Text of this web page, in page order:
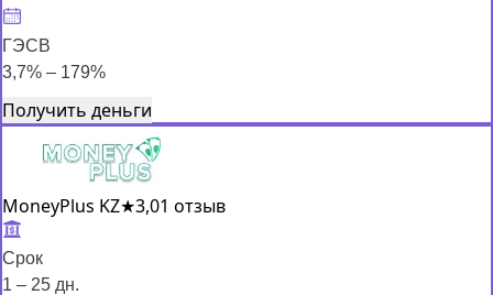
ГЭСВ
3,7% – 179%
Получить деньги
MoneyPlus KZ★3,01 отзыв
Срок
1 – 25 дн.